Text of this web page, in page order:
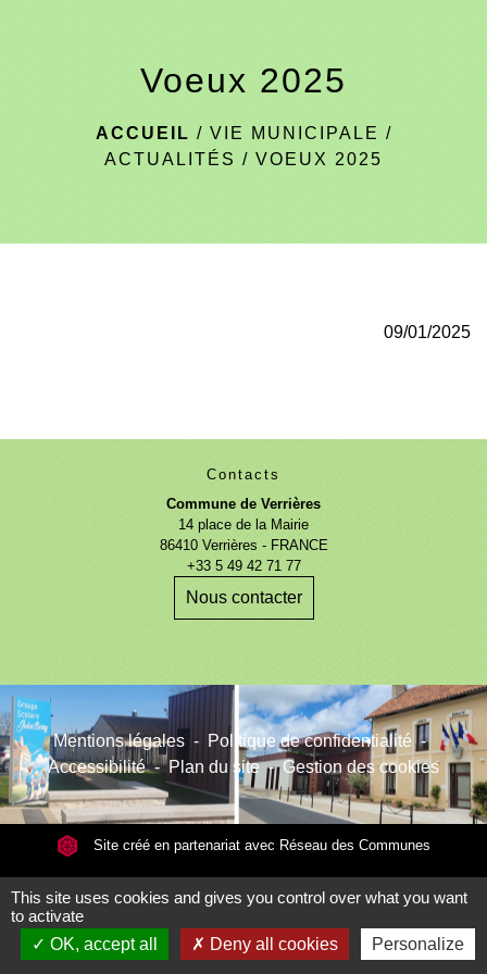
menu
Voeux 2025
ACCUEIL/VIE MUNICIPALE/
ACTUALITÉS/VOEUX 2025
09/01/2025
Contacts
Commune de Verrières
14 place de la Mairie
86410 Verrières - FRANCE
+33 5 49 42 71 77
Nous contacter
Mentions légales - Politique de confidentialité -
Accessibilité - Plan du site - Gestion des cookies
Site créé en partenariat avec Réseau des Communes
This site uses cookies and gives you control over what you want
to activate
OK, accept all
Deny all cookies Personalize